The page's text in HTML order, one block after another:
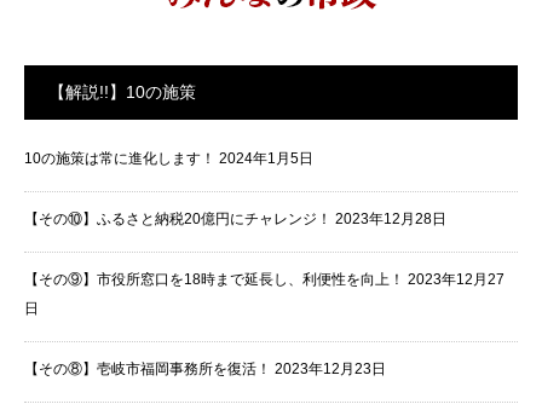
【解説!!】10の施策
10の施策は常に進化します！ 2024年1月5日
【その⑩】ふるさと納税20億円にチャレンジ！ 2023年12月28日
【その⑨】市役所窓口を18時まで延長し、利便性を向上！ 2023年12月27
日
【その⑧】壱岐市福岡事務所を復活！ 2023年12月23日